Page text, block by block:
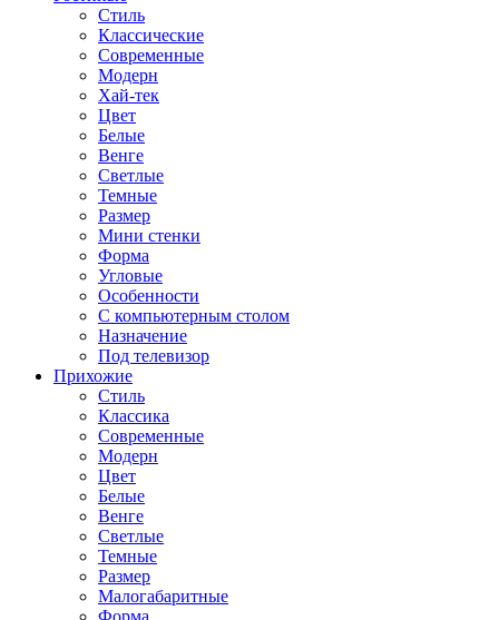
Стиль
Классические
Современные
Модерн
Хай-тек
Цвет
Белые
Венге
Светлые
Темные
Размер
Мини стенки
Форма
Угловые
Особенности
С компьютерным столом
Назначение
Под телевизор
Прихожие
Стиль
Классика
Современные
Модерн
Цвет
Белые
Венге
Светлые
Темные
Размер
Малогабаритные
Форма